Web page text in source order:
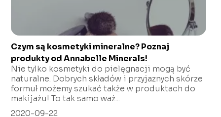
Czym są kosmetyki mineralne? Poznaj
produkty od Annabelle Minerals!
Nie tylko kosmetyki do pielęgnacji mogą być
naturalne. Dobrych składów i przyjaznych skórze
formuł możemy szukać także w produktach do
makijażu! To tak samo waż...
2020-09-22